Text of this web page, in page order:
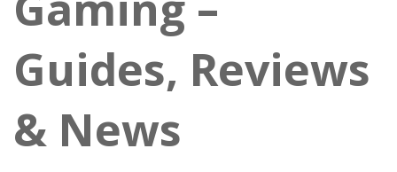
Guides, Reviews
& News